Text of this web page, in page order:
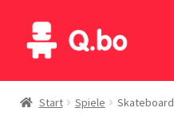
Skip
to
Skip
to
Home
Start Spiele Skateboard